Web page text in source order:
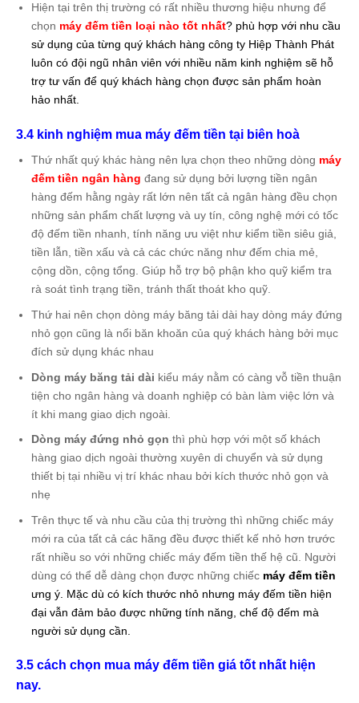
Hiện tại trên thị trường có rất nhiều thương hiệu nhưng để
chọn máy đếm tiền loại nào tốt nhất? phù hợp với nhu cầu
sử dụng của từng quý khách hàng công ty Hiệp Thành Phát
luôn có đội ngũ nhân viên với nhiều năm kinh nghiệm sẽ hỗ
trợ tư vấn để quý khách hàng chọn được sản phẩm hoàn
hảo nhất.
3.4 kinh nghiệm mua máy đếm tiền tại biên hoà
Thứ nhất quý khác hàng nên lựa chọn theo những dòng máy
đếm tiền ngân hàng đang sử dụng bởi lượng tiền ngân
hàng đếm hằng ngày rất lớn nên tất cả ngân hàng đều chọn
những sản phẩm chất lượng và uy tín, công nghệ mới có tốc
độ đếm tiền nhanh, tính năng ưu việt như kiểm tiền siêu giả,
tiền lẫn, tiền xấu và cả các chức năng như đếm chia mẻ,
cộng dồn, cộng tổng. Giúp hỗ trợ bộ phận kho quỹ kiểm tra
rà soát tình trạng tiền, tránh thất thoát kho quỹ.
Thứ hai nên chọn dòng máy băng tải dài hay dòng máy đứng
nhỏ gọn cũng là nổi băn khoăn của quý khách hàng bởi mục
đích sử dụng khác nhau
Dòng máy băng tải dài kiểu máy nằm có càng vỗ tiền thuận
tiện cho ngân hàng và doanh nghiệp có bàn làm việc lớn và
ít khi mang giao dịch ngoài.
Dòng máy đứng nhỏ gọn thì phù hợp với một số khách
hàng giao dịch ngoài thường xuyên di chuyển và sử dụng
thiết bị tại nhiều vị trí khác nhau bởi kích thước nhỏ gọn và
nhẹ
Trên thực tế và nhu cầu của thị trường thì những chiếc máy
mới ra của tất cả các hãng đều được thiết kế nhỏ hơn trước
rất nhiều so với những chiếc máy đếm tiền thế hệ cũ. Người
dùng có thể dễ dàng chọn được những chiếc máy đếm tiền
ưng ý. Mặc dù có kích thước nhỏ nhưng máy đếm tiền hiện
đại vẫn đảm bảo được những tính năng, chế độ đếm mà
người sử dụng cần.
3.5 cách chọn mua máy đếm tiền giá tốt nhất hiện
nay.